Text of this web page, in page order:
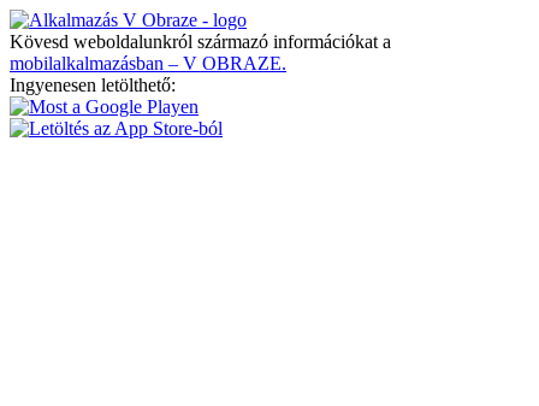
Kövesd weboldalunkról származó információkat a
mobilalkalmazásban – V OBRAZE.
Ingyenesen letölthető: